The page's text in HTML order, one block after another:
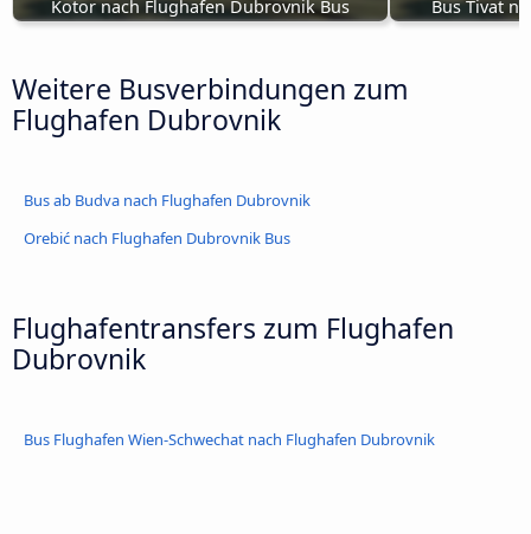
Kotor nach Flughafen Dubrovnik Bus Bus Tivat
Weitere Busverbindungen zum
Flughafen Dubrovnik
Bus ab Budva nach Flughafen Dubrovnik
Orebić nach Flughafen Dubrovnik Bus
Flughafentransfers zum Flughafen
Dubrovnik
Bus Flughafen Wien-Schwechat nach Flughafen Dubrovnik